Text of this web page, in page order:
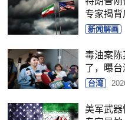
专家揭背
新闻解画
毒油案
了，曝
台湾
美军武器